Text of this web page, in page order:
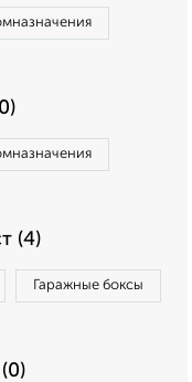
(4)
Гаражные боксы